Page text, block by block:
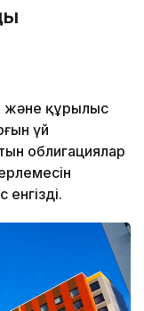
және құрылыс
үй
облигациялар